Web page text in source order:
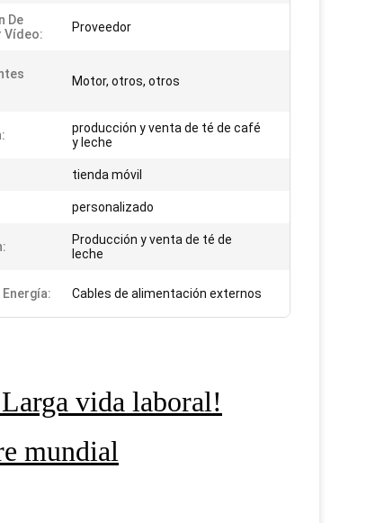
De
Vídeo:
Proveedor
Motor, otros, otros
producción y venta de té de café
y leche
tienda móvil
personalizado
Producción y venta de té de
leche
Energía: Cables de alimentación externos
Larga vida laboral!
mundial